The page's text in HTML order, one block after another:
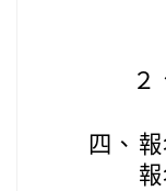
２
四、